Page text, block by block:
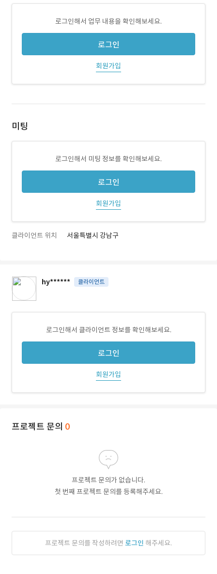
로그인해서 업무 내용을 확인해보세요.
로그인
회원가입
미팅
로그인해서 미팅 정보를 확인해보세요.
로그인
회원가입
클라이언트 위치 서울특별시 강남구
hy****** 클라이언트
로그인해서 클라이언트 정보를 확인해보세요.
로그인
회원가입
프로젝트 문의 0
프로젝트 문의가 없습니다.
첫 번째 프로젝트 문의를 등록해주세요.
프로젝트 문의를 작성하려면 로그인 해주세요.